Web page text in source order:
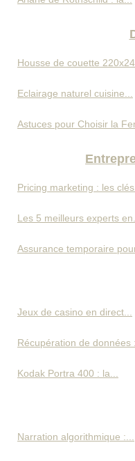
Housse de couette
Eclairage naturel cuisine...
Astuces pour Choisir la
Pricing marketing : les
Les 5 meilleurs experts en...
Assurance temporaire
Jeux de casino en direct...
Récupération de données
Kodak Portra 400 : la...
Narration algorithmique :...